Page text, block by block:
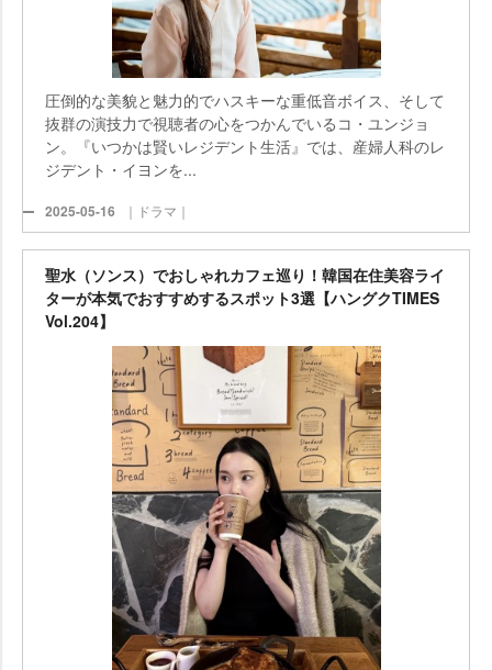
圧倒的な美貌と魅力的でハスキーな重低音ボイス、そして
抜群の演技力で視聴者の心をつかんでいるコ・ユンジョ
ン。『いつかは賢いレジデント生活』では、産婦人科のレ
ジデント・イヨンを...
2025-05-16 ｜ドラマ｜
聖水（ソンス）でおしゃれカフェ巡り！韓国在住美容ライ
ターが本気でおすすめするスポット3選【ハングクTIMES
Vol.204】